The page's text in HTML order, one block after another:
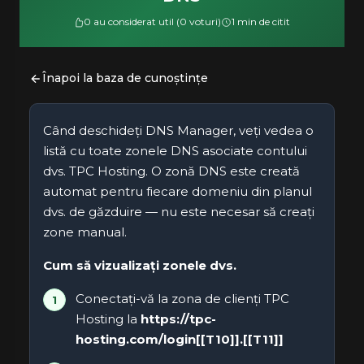
0 au considerat util (0 voturi) 1 min de citit
Înapoi la baza de cunoștințe
Când deschideți DNS Manager, veți vedea o
listă cu toate zonele DNS asociate contului
dvs. TPC Hosting. O zonă DNS este creată
automat pentru fiecare domeniu din planul
dvs. de găzduire — nu este necesar să creați
zone manual.
Cum să vizualizați zonele dvs.
Conectați-vă la zona de clienți TPC
Hosting la https://tpc-
hosting.com/login[[T10]].[[T11]]